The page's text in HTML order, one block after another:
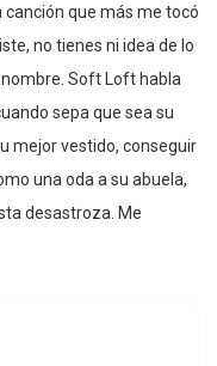
que más me tocó
no tienes ni idea de lo
Soft Loft habla
sepa que sea su
mejor vestido, conseguir
una oda a su abuela,
desastroza. Me